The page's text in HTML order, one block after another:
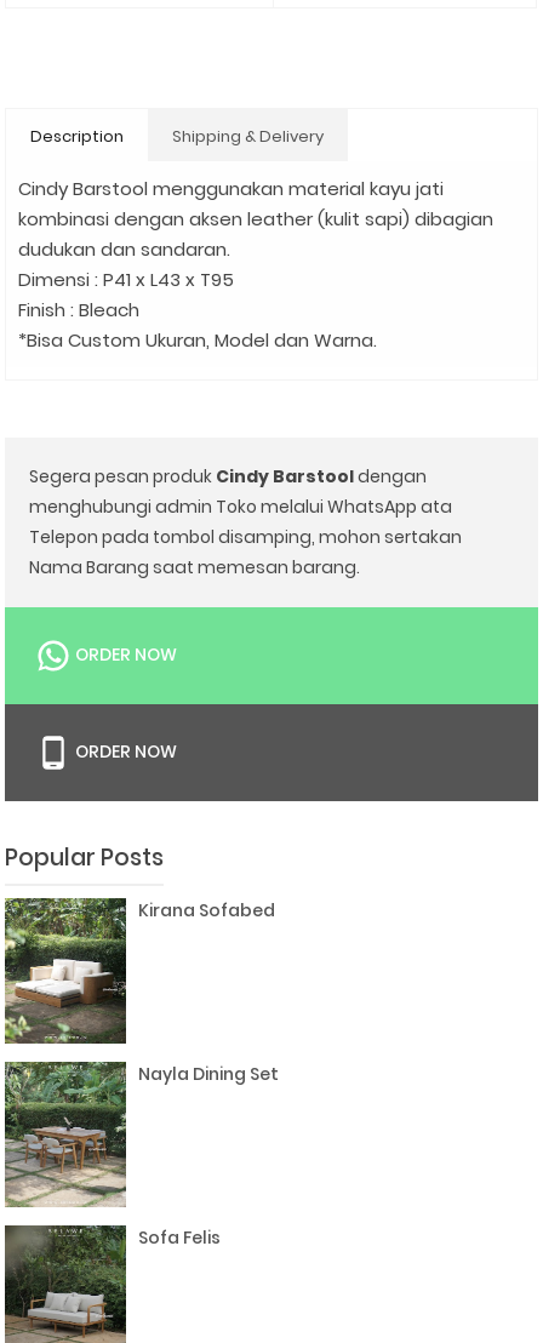
Description Shipping & Delivery
Cindy Barstool menggunakan material kayu jati
kombinasi dengan aksen leather (kulit sapi) dibagian
dudukan dan sandaran.
Dimensi : P41 x L43 x T95
Finish : Bleach
*Bisa Custom Ukuran, Model dan Warna.
Segera pesan produk Cindy Barstooldengan
menghubungi admin Toko melalui WhatsApp ata
Telepon pada tombol disamping, mohon sertakan
Nama Barang saat memesan barang.
ORDER NOW
ORDER NOW
Popular Posts
Kirana Sofabed
Nayla Dining Set
Sofa Felis